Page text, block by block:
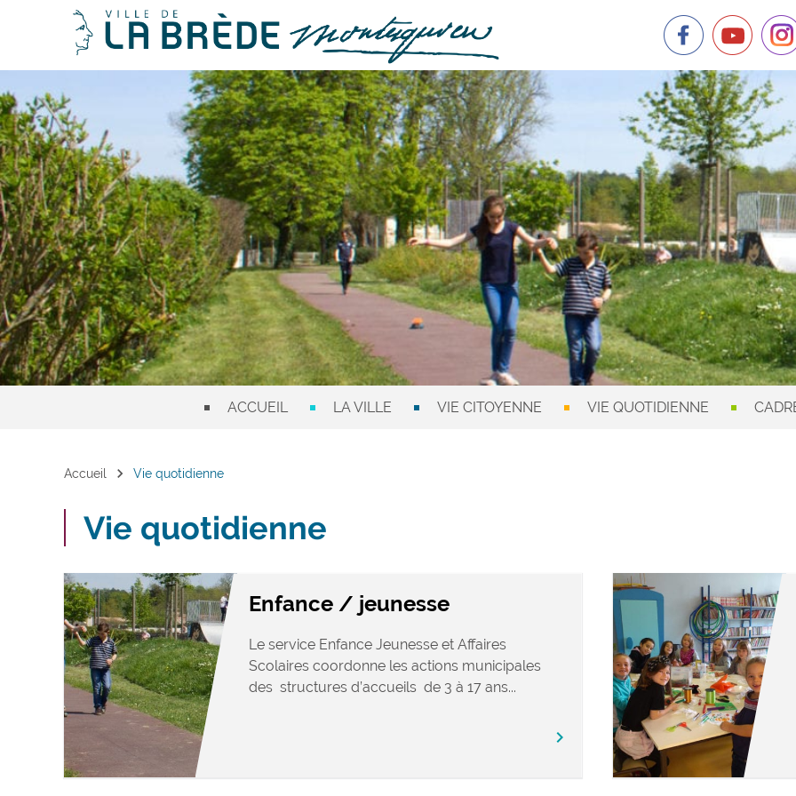
ACCUEIL LA VILLE VIE CITOYENNE VIE QUOTIDIENNE
Accueil chevron_right Vie quotidienne
Vie quotidienne
Enfance / jeunesse
Le service Enfance Jeunesse et Affaires
Scolaires coordonne les actions municipales
des structures d’accueils de 3 à 17 ans...
chevron_right